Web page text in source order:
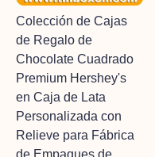
Colección de Cajas
de Regalo de
Chocolate Cuadrado
Premium Hershey's
en Caja de Lata
Personalizada con
Relieve para Fábrica
de Empaques de